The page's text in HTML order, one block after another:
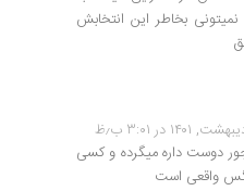
بخاطر این انتخابش
دوست داره میگرده و کسی
واقعی است